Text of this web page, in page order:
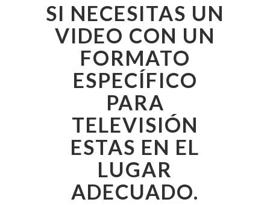
SI NECESITAS UN
VIDEO CON UN
FORMATO
ESPECÍFICO
PARA
TELEVISIÓN
ESTAS EN EL
LUGAR
ADECUADO.